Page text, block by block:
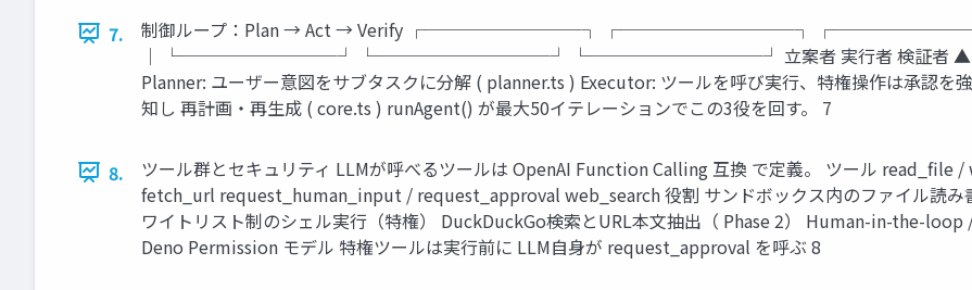
7.
制御ループ：Plan → Act → Verify ┌─────────┐ ┌──────────┐
│ └─────────┘ └──────────┘ └──────────┘ 立案者 実行者 検証者 ▲
Planner: ユーザー意図をサブタスクに分解 ( planner.ts ) Executor: ツールを呼び実行、特権操作は承認
知し 再計画・再生成 ( core.ts ) runAgent() が最大50イテレーションでこの3役を回す。 7
8.
ツール群とセキュリティ LLMが呼べるツールは OpenAI Function Calling 互換 で定義。 ツール
fetch_url request_human_input / request_approval web_search 役割 サンドボックス内のファイル読み
ワイトリスト制のシェル実行（特権） DuckDuckGo検索とURL本文抽出（ Phase 2） Human-in-the-loop
Deno Permission モデル 特権ツールは実行前に LLM自身が request_approval を呼ぶ 8